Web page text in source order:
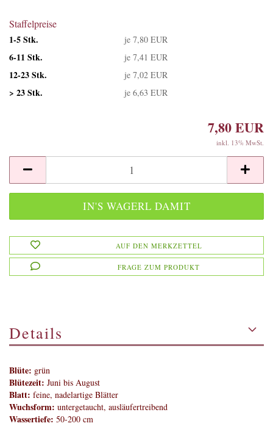
Staffelpreise
1-5 Stk.
je 7,80 EUR
6-11 Stk. je 7,41 EUR
12-23 Stk. je 7,02 EUR
> 23 Stk. je 6,63 EUR
7,80 EUR
inkl. 13% MwSt.
AUF DEN MERKZETTEL
FRAGE ZUM PRODUKT
Details
Blüte: grün
Blütezeit: Juni bis August
Blatt: feine, nadelartige Blätter
Wuchsform: untergetaucht, ausläufertreibend
Wassertiefe: 50-200 cm